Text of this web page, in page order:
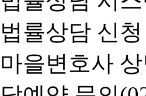
법률상담 신
마을변호사